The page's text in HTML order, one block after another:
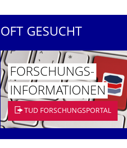
OFT GESUCHT
FORSCHUNGS­
INFORMATIO­NEN
TUD FORSCHUNGSPORTAL